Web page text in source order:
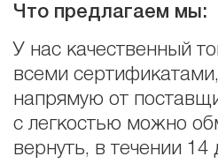
Что предлагаем мы:
У нас качественный
всеми
напрямую от
с легкостью можно
вернуть, в течении